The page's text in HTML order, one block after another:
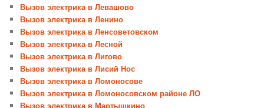
Вызов электрика в Левашово
Вызов электрика в Ленино
Вызов электрика в Ленсоветовском
Вызов электрика в Лесной
Вызов электрика в Лигово
Вызов электрика в Лисий Нос
Вызов электрика в Ломоносове
Вызов электрика в Ломоносовском районе ЛО
Вызов электрика в Мартышкино